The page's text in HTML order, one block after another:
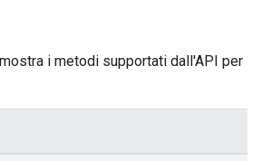
i metodi supportati dall'API per